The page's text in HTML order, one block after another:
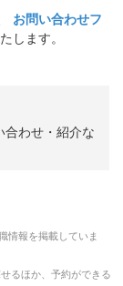
お問い合わせフ
します。
合わせ・紹介な
情報を掲載していま
るほか、予約ができる